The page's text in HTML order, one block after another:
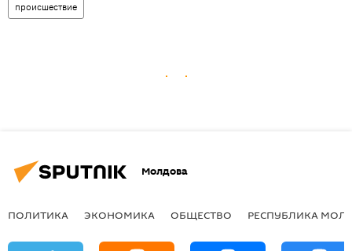
происшествие
Молдова
ПОЛИТИКА ЭКОНОМИКА ОБЩЕСТВО РЕСПУБЛИКА